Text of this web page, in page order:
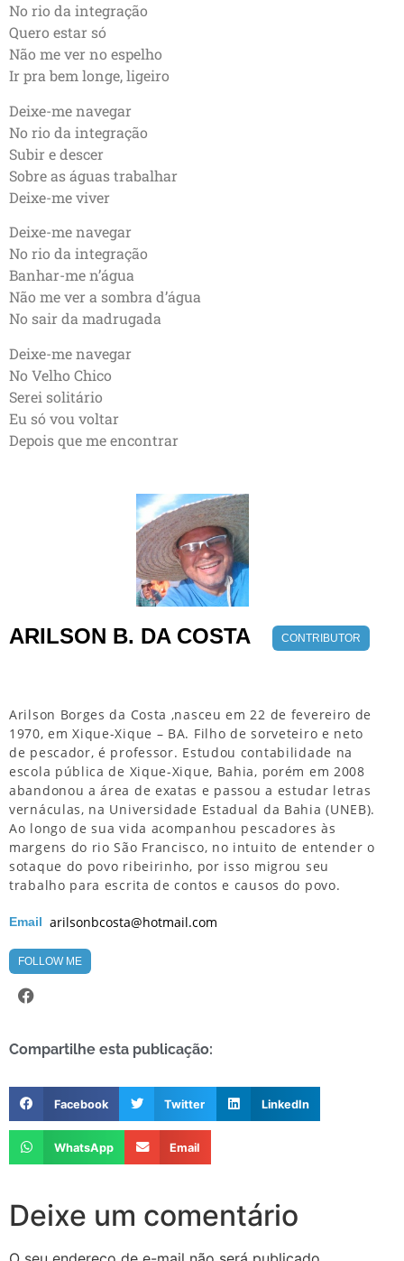
No rio da integração
Quero estar só
Não me ver no espelho
Ir pra bem longe, ligeiro
Deixe-me navegar
No rio da integração
Subir e descer
Sobre as águas trabalhar
Deixe-me viver
Deixe-me navegar
No rio da integração
Banhar-me n’água
Não me ver a sombra d’água
No sair da madrugada
Deixe-me navegar
No Velho Chico
Serei solitário
Eu só vou voltar
Depois que me encontrar
ARILSON B. DA COSTA CONTRIBUTOR
Arilson Borges da Costa ,nasceu em 22 de fevereiro de
1970, em Xique-Xique – BA. Filho de sorveteiro e neto
de pescador, é professor. Estudou contabilidade na
escola pública de Xique-Xique, Bahia, porém em 2008
abandonou a área de exatas e passou a estudar letras
vernáculas, na Universidade Estadual da Bahia (UNEB).
Ao longo de sua vida acompanhou pescadores às
margens do rio São Francisco, no intuito de entender o
sotaque do povo ribeirinho, por isso migrou seu
trabalho para escrita de contos e causos do povo.
Email arilsonbcosta@hotmail.com
FOLLOW ME
Compartilhe esta publicação:
Facebook Twitter LinkedIn
WhatsApp Email
Deixe um comentário